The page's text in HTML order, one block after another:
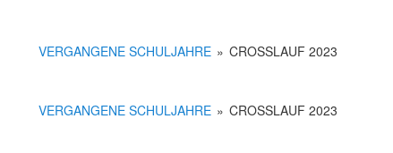
VERGANGENE SCHULJAHRE » CROSSLAUF 2023
VERGANGENE SCHULJAHRE » CROSSLAUF 2023